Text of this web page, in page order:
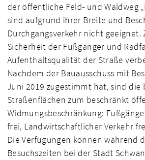
der öffentliche Feld- und Waldweg
sind aufgrund ihrer Breite und
Durchgangsverkehr nicht geeignet.
Sicherheit der Fußgänger und
Aufenthaltsqualität der Straße
Nachdem der Bauausschuss mit
Juni 2019 zugestimmt hat, sind die
Straßenflächen zum beschränkt
Widmungsbeschränkung:
frei, Landwirtschaftlicher Verkehr
Die Verfügungen können während
Besuchszeiten bei der Stadt